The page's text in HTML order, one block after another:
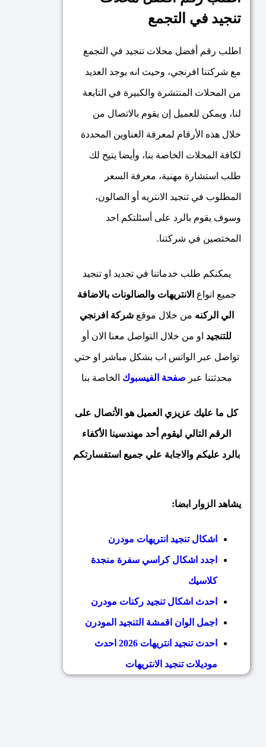
تنجيد في التجمع
اطلب رقم أفضل محلات تنجيد في التجمع
مع شركتنا افرنجي، وحيث انه يوجد العديد
من المحلات المنتشرة والكبيرة في التابعة
لنا، ويمكن للعميل إن يقوم بالاتصال من
خلال هذه الأرقام لمعرفة العناوين المحددة
لكافة المحلات الخاصة بنا، وأيضا يتيح لك
طلب استشارة مهنية، معرفة السعر
المطلوب في تنجيد الانتريه أو الصالون،
وسوف يقوم بالرد على أسئلتكم احد
المختصين في شركتنا.
يمكنكم طلب خدماتنا في تجديد او تنجيد
جميع انواع الانتريهات والصالونات بالاضافة
الي الركنه من خلال موقعشركة افرنجي
للتنجيد او من خلال التواصل معنا الان أو
تواصل عبر الواتس اب بشكل مباشر او حتي
محدثتنا عبر صفحة الفيسبوك الخاصة بنا
كل ما عليك عزيزي العميل هو الأتصال على
الرقم التالي ليقوم أحد مهندسينا الأكفاء
بالرد عليكم والاجابة علي جميع استفسارتكم
يشاهد الزوار ابضا:
اشكال تنجيد انتريهات مودرن
اجدد اشكال كراسي سفرة منجدة
كلاسيك
احدث اشكال تنجيد ركنات مودرن
اجمل الوان اقمشة التنجيد المودرن
احدث تنجيد انتريهات 2026 احدث
موديلات تنجيد الانتريهات